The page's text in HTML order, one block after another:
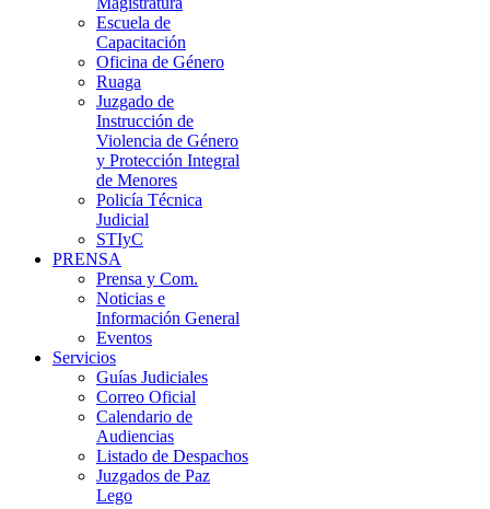
Escuela de
Capacitación
Oficina de Género
Ruaga
Juzgado de
Instrucción de
Violencia de Género
y Protección Integral
de Menores
Policía Técnica
Judicial
STIyC
PRENSA
Prensa y Com.
Noticias e
Información General
Eventos
Servicios
Guías Judiciales
Correo Oficial
Calendario de
Audiencias
Listado de Despachos
Juzgados de Paz
Lego